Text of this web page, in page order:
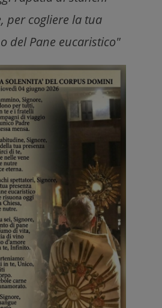
per cogliere la tua
del Pane eucaristico"